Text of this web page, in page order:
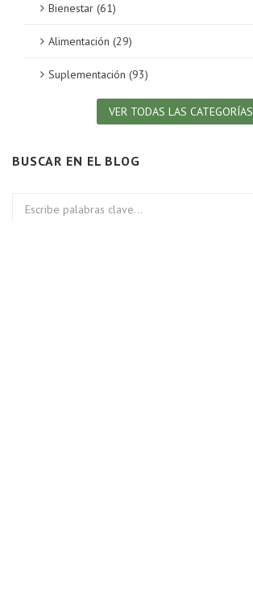
Bienestar (61)
Alimentación (29)
Suplementación (93)
VER TODAS LAS CATEGORÍAS
BUSCAR EN EL BLOG